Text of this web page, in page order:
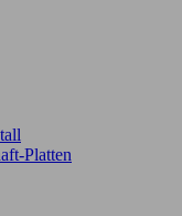
Platten